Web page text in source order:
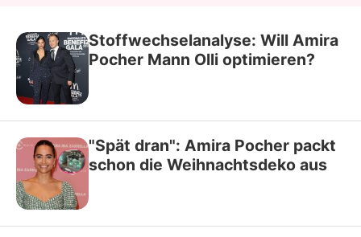
Stoffwechselanalyse: Will Amira
Pocher Mann Olli optimieren?
"Spät dran": Amira Pocher packt
schon die Weihnachtsdeko aus